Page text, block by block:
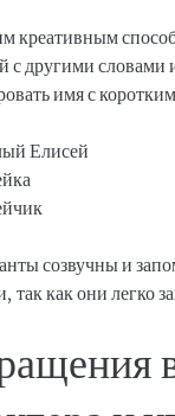
креативным
с другими
имя с
Елисей
созвучны и
так как они легко